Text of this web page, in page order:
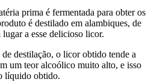
prima é fermentada para obter os
é destilado em alambiques, de
a esse delicioso licor.
destilação, o licor obtido tende a
um teor alcoólico muito alto, e isso
líquido obtido.